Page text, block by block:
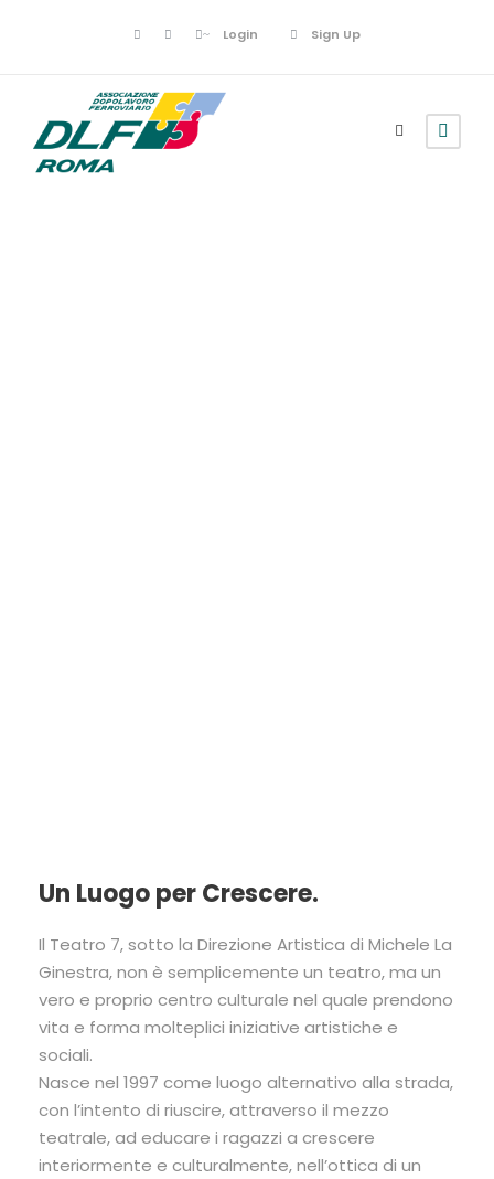
Login Sign Up
Un Luogo per Crescere.
Il Teatro 7, sotto la Direzione Artistica di Michele La
Ginestra, non è semplicemente un teatro, ma un
vero e proprio centro culturale nel quale prendono
vita e forma molteplici iniziative artistiche e
sociali.
Nasce nel 1997 come luogo alternativo alla strada,
con l’intento di riuscire, attraverso il mezzo
teatrale, ad educare i ragazzi a crescere
interiormente e culturalmente, nell’ottica di un